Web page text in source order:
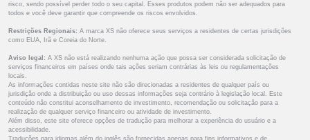
risco, sendo possível perder todo o seu capital. Esses produtos podem não ser adequados para
todos e você deve garantir que compreende os riscos envolvidos.
Restrições Regionais: A marca XS não oferece seus serviços a residentes de certas jurisdições
como EUA, Irã e Coreia do Norte.
Aviso legal: A XS não está realizando nenhuma ação que possa ser considerada solicitação de
serviços financeiros em países onde tais ações seriam contrárias às leis ou regulamentações
locais.
As informações contidas neste site não são direcionadas a residentes de qualquer país ou
jurisdição onde a distribuição ou uso dessas informações seja contrário à legislação local. Este
conteúdo não constitui aconselhamento de investimento, recomendação ou solicitação para a
realização de qualquer serviço financeiro ou atividade de investimento.
Além disso, este site oferece opções de tradução para melhorar a experiência do usuário e a
acessibilidade.